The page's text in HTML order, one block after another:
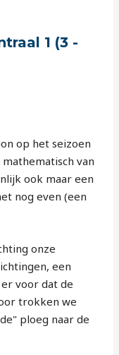
1 (3 -
op het seizoen
van
ook maar een
nog even (een
onze
een
voor dat de
trokken we
ploeg naar de